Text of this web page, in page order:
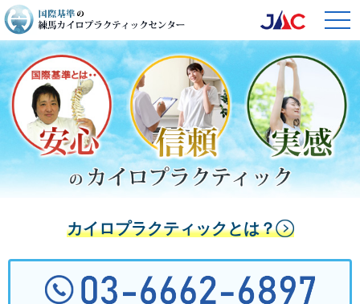
カイロプラクティックとは？